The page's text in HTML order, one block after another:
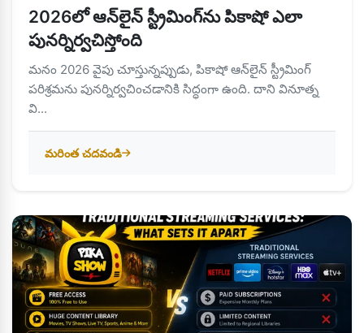
2026లో ఆన్‌లైన్ స్ట్రీమింగ్‌ను పికాషో ఎలా
పునర్నిర్వచిస్తోంది
మనం 2026 వైపు చూస్తున్నప్పుడు, పికాషో ఆన్‌లైన్ స్ట్రీమింగ్
పరిశ్రమను పునర్నిర్వచించడానికి సిద్ధంగా ఉంది. దాని వినూత్న
వి...
మరింత చదవండి